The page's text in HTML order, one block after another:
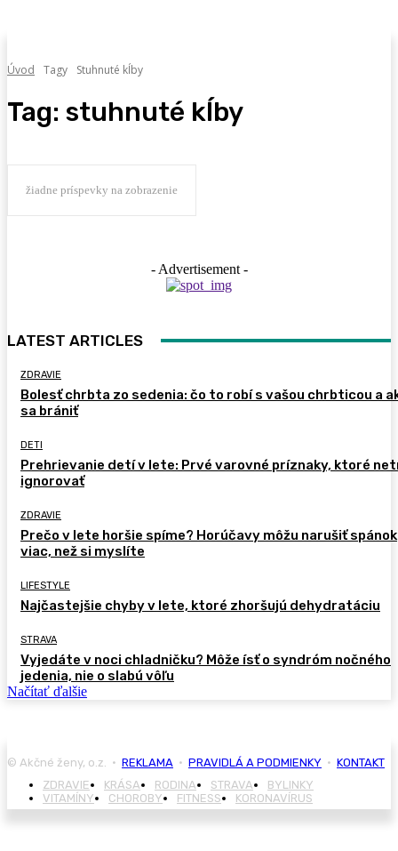
Úvod Tagy Stuhnuté kĺby
Tag: stuhnuté kĺby
žiadne príspevky na zobrazenie
- Advertisement -
LATEST ARTICLES
ZDRAVIE
Bolesť chrbta zo sedenia: čo to robí s vašou chrbticou a
sa brániť
DETI
Prehrievanie detí v lete: Prvé varovné príznaky, ktoré
ignorovať
ZDRAVIE
Prečo v lete horšie spíme? Horúčavy môžu narušiť spánok
viac, než si myslíte
LIFESTYLE
Najčastejšie chyby v lete, ktoré zhoršujú dehydratáciu
STRAVA
Vyjedáte v noci chladničku? Môže ísť o syndróm nočného
jedenia, nie o slabú vôľu
Načítať ďalšie
© Akčné ženy, o.z. • REKLAMA • PRAVIDLÁ A PODMIENKY • KONTAKT
ZDRAVIE
KRÁSA RODINA STRAVA
BYLINKY
VITAMÍNY
CHOROBY FITNESS KORONAVÍRUS